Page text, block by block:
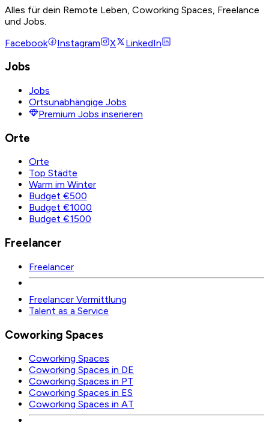
Alles für dein Remote Leben, Coworking Spaces, Freelance
und Jobs.
Facebook
Instagram X LinkedIn
Jobs
Jobs
Ortsunabhängige Jobs
Premium Jobs inserieren
Orte
Orte
Top Städte
Warm im Winter
Budget €500
Budget €1000
Budget €1500
Freelancer
Freelancer
Freelancer Vermittlung
Talent as a Service
Coworking Spaces
Coworking Spaces
Coworking Spaces in DE
Coworking Spaces in PT
Coworking Spaces in ES
Coworking Spaces in AT